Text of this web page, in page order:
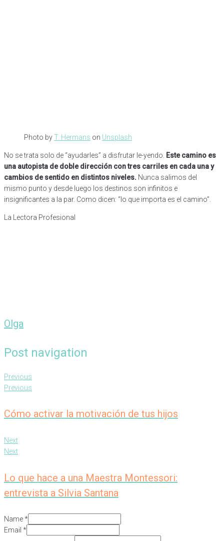
Photo byT. Hermans on Unsplash
No se trata solo de “ayudarles” a disfrutar le-yendo.
Este camino es
una autopista de doble dirección con tres carriles en cada una y
cambios de sentido en distintos niveles. Nunca salimos del
mismo punto y desde luego los destinos son infinitos e
insignificantes a la par. Como dicen: “lo que importa es el camino”.
La Lectora Profesional
Olga
Post navigation
Previous
Previous
Cómo activar la motivación de tus hijos
Next
Next
Lo que hace a una Maestra Montessori:
entrevista a Silvia Santana
Name*
Email *